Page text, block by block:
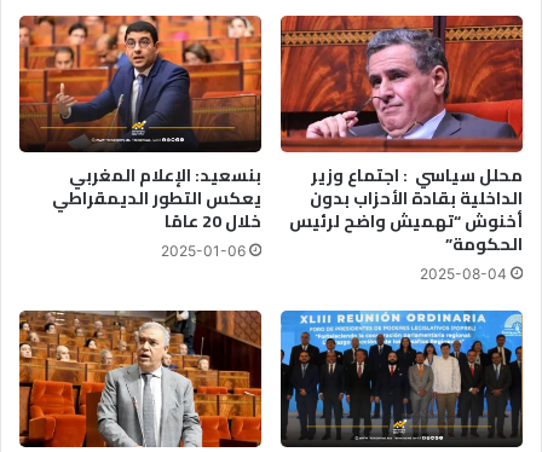
محلل سياسي : اجتماع وزير
الداخلية بقادة الأحزاب بدون
أخنوش “تهميش واضح لرئيس
الحكومة”
2025-08-04
بنسعيد: الإعلام المغربي
يعكس التطور الديمقراطي
خلال 20 عامًا
2025-01-06